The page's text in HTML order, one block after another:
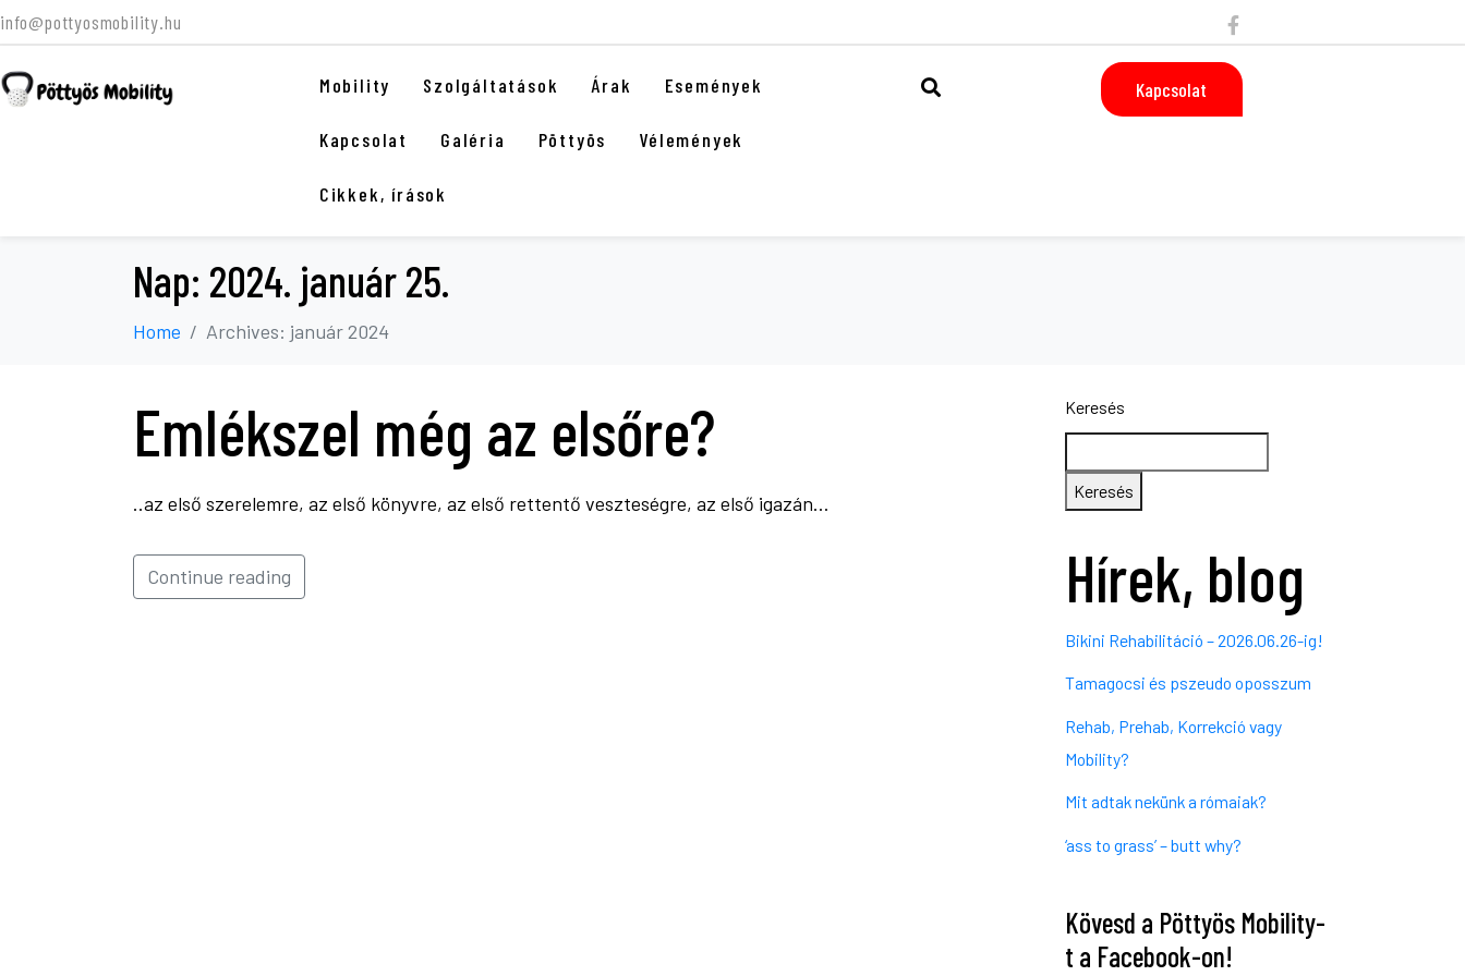
info@pottyosmobility.hu
Mobility Szolgáltatások Árak Események
Kapcsolat Galéria Pöttyös Vélemények
Cikkek, írások
Kapcsolat
Nap: 2024. január 25.
Home Archives: január 2024
Emlékszel még az elsőre?
..az első szerelemre, az első könyvre, az első rettentő veszteségre, az első igazán…
Continue reading
Keresés
Keresés
Hírek, blog
Bikini Rehabilitáció – 2026.06.26-ig!
Tamagocsi és pszeudo oposszum
Rehab, Prehab, Korrekció vagy
Mobility?
Mit adtak nekünk a rómaiak?
‘ass to grass’ – butt why?
Kövesd a Pöttyös Mobility-
t a Facebook-on!